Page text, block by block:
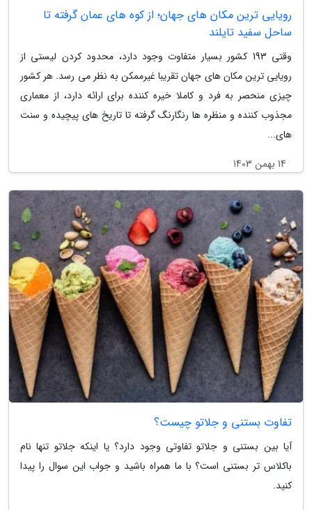
رویایی ترین مکان های جهان؛ از کوه های عمان گرفته تا
ساحل سفید تایلند
وقتی 193 کشور بسیار متفاوت وجود دارد، محدود کردن لیستی از
رویایی ترین مکان های جهان تقریبا غیرممکن به نظر می رسد. هر کشور
چیزی منحصر به فرد و کاملا خیره کننده برای ارائه دارد، از معماری
مجذوب کننده و منظره ها رنگارنگ گرفته تا تاریخ های پیچیده و سنت
های...
14 بهمن 1403
تفاوت بستنی و جلاتو چیست؟
آیا بین بستنی و جلاتو تفاوتی وجود دارد؟ یا اینکه جلاتو تنها نام
باکلاس تر بستنی است؟ با ما همراه باشید و جواب این سوال را پیدا
کنید.